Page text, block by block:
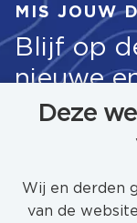
Deze
Wij en derden
van de
MIS JOUW
Blijf op
nieuwe
STEL JOB